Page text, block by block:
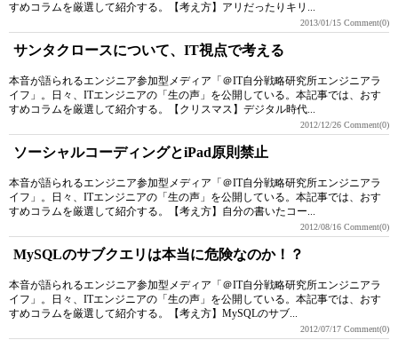
すめコラムを厳選して紹介する。【考え方】アリだったりキリ...
2013/01/15 Comment(0)
サンタクロースについて、IT視点で考える
本音が語られるエンジニア参加型メディア「＠IT自分戦略研究所エンジニアラ
イフ」。日々、ITエンジニアの「生の声」を公開している。本記事では、おす
すめコラムを厳選して紹介する。【クリスマス】デジタル時代...
2012/12/26 Comment(0)
ソーシャルコーディングとiPad原則禁止
本音が語られるエンジニア参加型メディア「＠IT自分戦略研究所エンジニアラ
イフ」。日々、ITエンジニアの「生の声」を公開している。本記事では、おす
すめコラムを厳選して紹介する。【考え方】自分の書いたコー...
2012/08/16 Comment(0)
MySQLのサブクエリは本当に危険なのか！？
本音が語られるエンジニア参加型メディア「＠IT自分戦略研究所エンジニアラ
イフ」。日々、ITエンジニアの「生の声」を公開している。本記事では、おす
すめコラムを厳選して紹介する。【考え方】MySQLのサブ...
2012/07/17 Comment(0)